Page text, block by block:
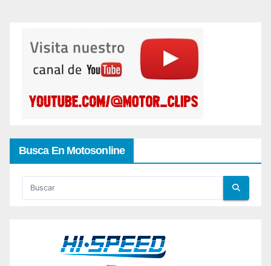
Busca En Motosonline